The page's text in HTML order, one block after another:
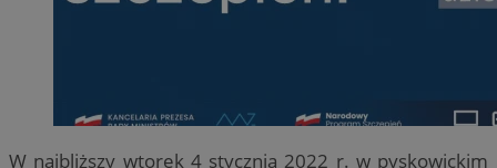
W najbliższy wtorek 4 stycznia 2022 r. w pyskowickim